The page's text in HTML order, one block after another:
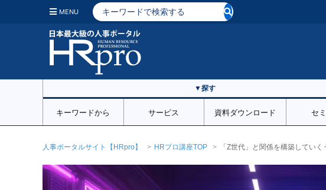
MENU
▼探す
キーワードから サービス 資料ダウンロード セ
人事ポータルサイト【HRpro】 HRプロ講座TOP 「Z世代」と関係を構築してい